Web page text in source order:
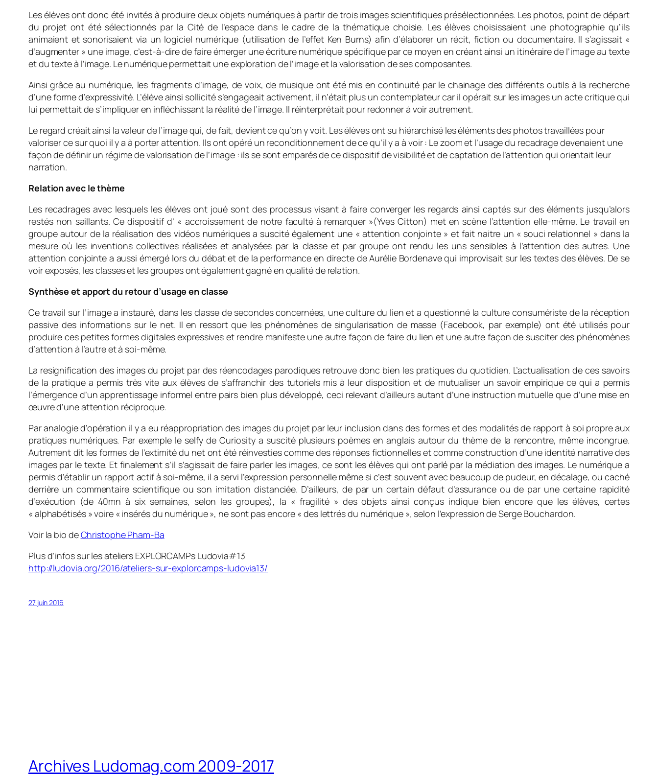
Les élèves ont donc été invités à produire deux objets numériques à partir de trois images scientifiques présélectionnées. Les photos, point de départ
du projet ont été sélectionnés par la Cité de l’espace dans le cadre de la thématique choisie. Les élèves choisissaient une photographie qu’ils
animaient et sonorisaient via un logiciel numérique (utilisation de l’effet Ken Burns) afin d’élaborer un récit, fiction ou documentaire. Il s’agissait «
d’augmenter » une image, c’est-à-dire de faire émerger une écriture numérique spécifique par ce moyen en créant ainsi un itinéraire de l’image au texte
et du texte à l’image. Le numérique permettait une exploration de l’image et la valorisation de ses composantes.
Ainsi grâce au numérique, les fragments d’image, de voix, de musique ont été mis en continuité par le chainage des différents outils à la recherche
d’une forme d’expressivité. L’élève ainsi sollicité s’engageait activement, il n’était plus un contemplateur car il opérait sur les images un acte critique qui
lui permettait de s’impliquer en infléchissant la réalité de l’image. Il réinterprétait pour redonner à voir autrement.
Le regard créait ainsi la valeur de l’image qui, de fait, devient ce qu’on y voit. Les élèves ont su hiérarchisé les éléments des photos travaillées pour
valoriser ce sur quoi il y a à porter attention. Ils ont opéré un reconditionnement de ce qu’il y a à voir : Le zoom et l’usage du recadrage devenaient une
façon de définir un régime de valorisation de l’image : ils se sont emparés de ce dispositif de visibilité et de captation de l’attention qui orientait leur
narration.
Relation avec le thème
Les recadrages avec lesquels les élèves ont joué sont des processus visant à faire converger les regards ainsi captés sur des éléments jusqu’alors
restés non saillants. Ce dispositif d’ « accroissement de notre faculté à remarquer»(Yves Citton) met en scène l’attention elle-même. Le travail en
groupe autour de la réalisation des vidéos numériques a suscité également une «attention conjointe» et fait naitre un « souci relationnel » dans la
mesure où les inventions collectives réalisées et analysées par la classe et par groupe ont rendu les uns sensibles à l’attention des autres. Une
attention conjointe a aussi émergé lors du débat et de la performance en directe de Aurélie Bordenave qui improvisait sur les textes des élèves. De se
voir exposés, les classes et les groupes ont également gagné en qualité de relation.
Synthèse et apport du retour d’usage en classe
Ce travail sur l’image a instauré, dans les classe de secondes concernées, une culture du lien et a questionné la culture consumériste de la réception
passive des informations sur le net. Il en ressort que les phénomènes de singularisation de masse (Facebook, par exemple) ont été utilisés pour
produire ces petites formes digitales expressives et rendre manifeste une autre façon de faire du lien et une autre façon de susciter des phénomènes
d’attention à l’autre et à soi-même.
La resignification des images du projet par des réencodages parodiques retrouve donc bien les pratiques du quotidien. L’actualisation de ces savoirs
de la pratique a permis très vite aux élèves de s’affranchir des tutoriels mis à leur disposition et de mutualiser un savoir empirique ce qui a permis
l’émergence d’un apprentissage informel entre pairs bien plus développé, ceci relevant d’ailleurs autant d’une instruction mutuelle que d’une mise en
œuvre d’une attention réciproque.
Par analogie d’opération il y a eu réappropriation des images du projet par leur inclusion dans des formes et des modalités de rapport à soi propre aux
pratiques numériques. Par exemple le selfy de Curiosity a suscité plusieurs poèmes en anglais autour du thème de la rencontre, même incongrue.
Autrement dit les formes de l’extimité du net ont été réinvesties comme des réponses fictionnelles et comme construction d’une identité narrative des
images par le texte. Et finalement s’il s’agissait de faire parler les images, ce sont les élèves qui ont parlé par la médiation des images. Le numérique a
permis d’établir un rapport actif à soi-même, il a servi l’expression personnelle même si c’est souvent avec beaucoup de pudeur, en décalage, ou caché
derrière un commentaire scientifique ou son imitation distanciée. D’ailleurs, de par un certain défaut d’assurance ou de par une certaine rapidité
d’exécution (de 40mn à six semaines, selon les groupes), la « fragilité » des objets ainsi conçus indique bien encore que les élèves, certes
« alphabétisés » voire « insérés du numérique », ne sont pas encore « des lettrés du numérique », selon l’expression de Serge Bouchardon.
Voir la bio deChristophe Pham-Ba
Plus d’infos sur les ateliers EXPLORCAMPs Ludovia#13
http://ludovia.org/2016/ateliers-sur-explorcamps-ludovia13/
27 juin 2016
Archives Ludomag.com 2009-2017